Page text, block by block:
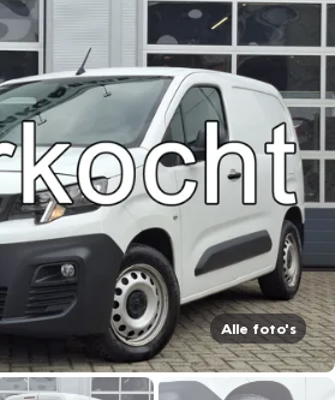
Alle foto's